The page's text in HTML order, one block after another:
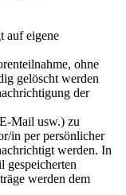
auf eigene
ohne
gelöscht werden
der
Mail usw.) zu
in per persönlicher
werden. In
gespeicherten
werden dem